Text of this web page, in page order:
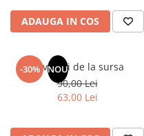
Gastronomik
MedConnect
Medicina & Farmacie
Medicina Pentru Toti
SealfHealing
ADAUGA IN COS
-30% NOU
Revelatii de la sursa
90,00 Lei
63,00 Lei